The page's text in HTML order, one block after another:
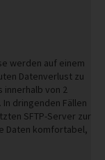
werden auf einem
Datenverlust zu
innerhalb von 2
dringenden Fällen
SFTP-Server zur
Daten komfortabel,